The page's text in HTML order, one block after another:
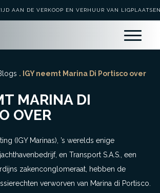
AAN DE VERKOOP EN VERHUUR VAN
. IGY neemt Marina Di Portisco over
MARINA DI
OVER
(IGY Marinas), ’s werelds enige
en Transport S.A.S., een
zakenconglomeraat, hebben de
verworven van Marina di Portisco.